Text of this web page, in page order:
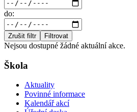
do:
Zrušit filtr Filtrovat
Nejsou dostupné žádné aktuální akce.
Škola
Aktuality
Povinné informace
Kalendář akcí